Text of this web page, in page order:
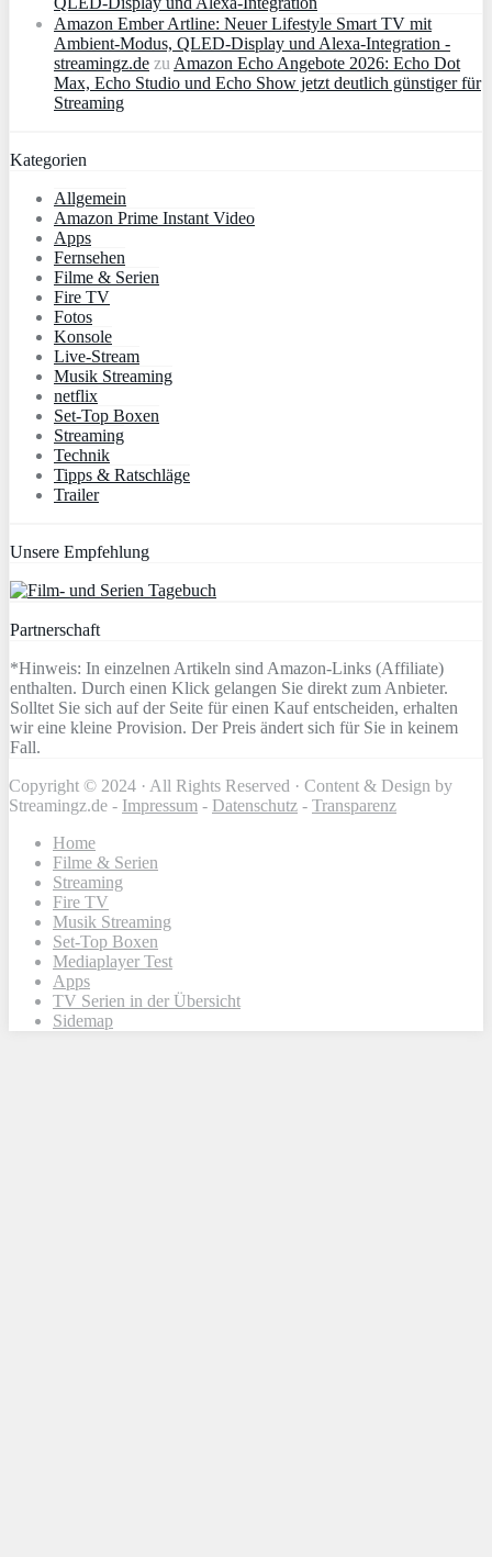
Amazon Ember Artline: Neuer Lifestyle Smart TV mit
Ambient‑Modus, QLED‑Display und Alexa‑Integration -
streamingz.de zu Amazon Echo Angebote 2026: Echo Dot
Max, Echo Studio und Echo Show jetzt deutlich günstiger für
Streaming
Kategorien
Allgemein
Amazon Prime Instant Video
Apps
Fernsehen
Filme & Serien
Fire TV
Fotos
Konsole
Live-Stream
Musik Streaming
netflix
Set-Top Boxen
Streaming
Technik
Tipps & Ratschläge
Trailer
Unsere Empfehlung
Partnerschaft
*Hinweis: In einzelnen Artikeln sind Amazon-Links (Affiliate)
enthalten. Durch einen Klick gelangen Sie direkt zum Anbieter.
Solltet Sie sich auf der Seite für einen Kauf entscheiden, erhalten
wir eine kleine Provision. Der Preis ändert sich für Sie in keinem
Fall.
Copyright © 2024 · All Rights Reserved · Content & Design by
Streamingz.de - Impressum - Datenschutz - Transparenz
Home
Filme & Serien
Streaming
Fire TV
Musik Streaming
Set-Top Boxen
Mediaplayer Test
Apps
TV Serien in der Übersicht
Sidemap